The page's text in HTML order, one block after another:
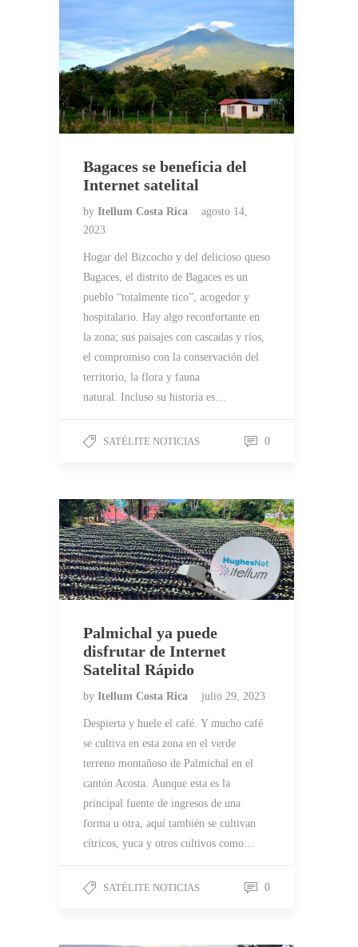
Bagaces se beneficia del
Internet satelital
by Itellum Costa Rica
agosto 14,
2023
Hogar del Bizcocho y del delicioso queso
Bagaces, el distrito de Bagaces es un
pueblo “totalmente tico”, acogedor y
hospitalario. Hay algo reconfortante en
la zona; sus paisajes con cascadas y ríos,
el compromiso con la conservación del
territorio, la flora y fauna
natural. Incluso su historia es…
SATÉLITE NOTICIAS 0
Palmichal ya puede
disfrutar de Internet
Satelital Rápido
by Itellum Costa Rica julio 29, 2023
Despierta y huele el café. Y mucho café
se cultiva en esta zona en el verde
terreno montañoso de Palmichal en el
cantón Acosta. Aunque esta es la
principal fuente de ingresos de una
forma u otra, aquí también se cultivan
cítricos, yuca y otros cultivos como…
SATÉLITE NOTICIAS 0